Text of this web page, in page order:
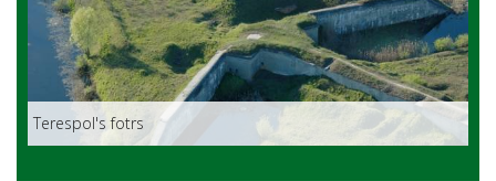
Terespol's fotrs